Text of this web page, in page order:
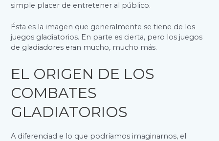
simple placer de entretener al público.
Ésta es la imagen que generalmente se tiene de los
juegos gladiatorios. En parte es cierta, pero los juegos
de gladiadores eran mucho, mucho más.
EL ORIGEN DE LOS
COMBATES
GLADIATORIOS
A diferenciad e lo que podríamos imaginarnos, el